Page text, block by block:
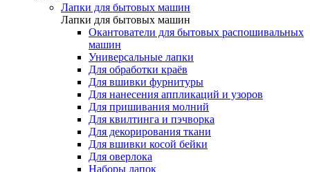
Лапки для бытовых машин
Лапки для бытовых машин
Окантователи для бытовых распошивальных
машин
Универсальные лапки
Для обработки краёв
Для вшивки фурнитуры
Для нанесения аппликаций и узоров
Для пришивания молний
Для квилтинга и пэчворка
Для декорирования ткани
Для вшивки косой бейки
Для оверлока
Наборы лапок